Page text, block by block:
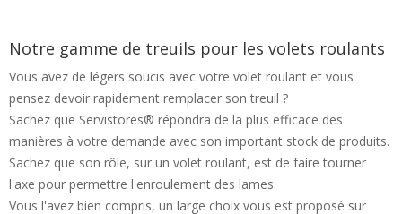
Notre gamme de treuils pour les volets roulants
Vous avez de légers soucis avec votre volet roulant et vous
pensez devoir rapidement remplacer son treuil ?
Sachez que Servistores® répondra de la plus efficace des
manières à votre demande avec son important stock de produits.
Sachez que son rôle, sur un volet roulant, est de faire tourner
l'axe pour permettre l'enroulement des lames.
Vous l'avez bien compris, un large choix vous est proposé sur